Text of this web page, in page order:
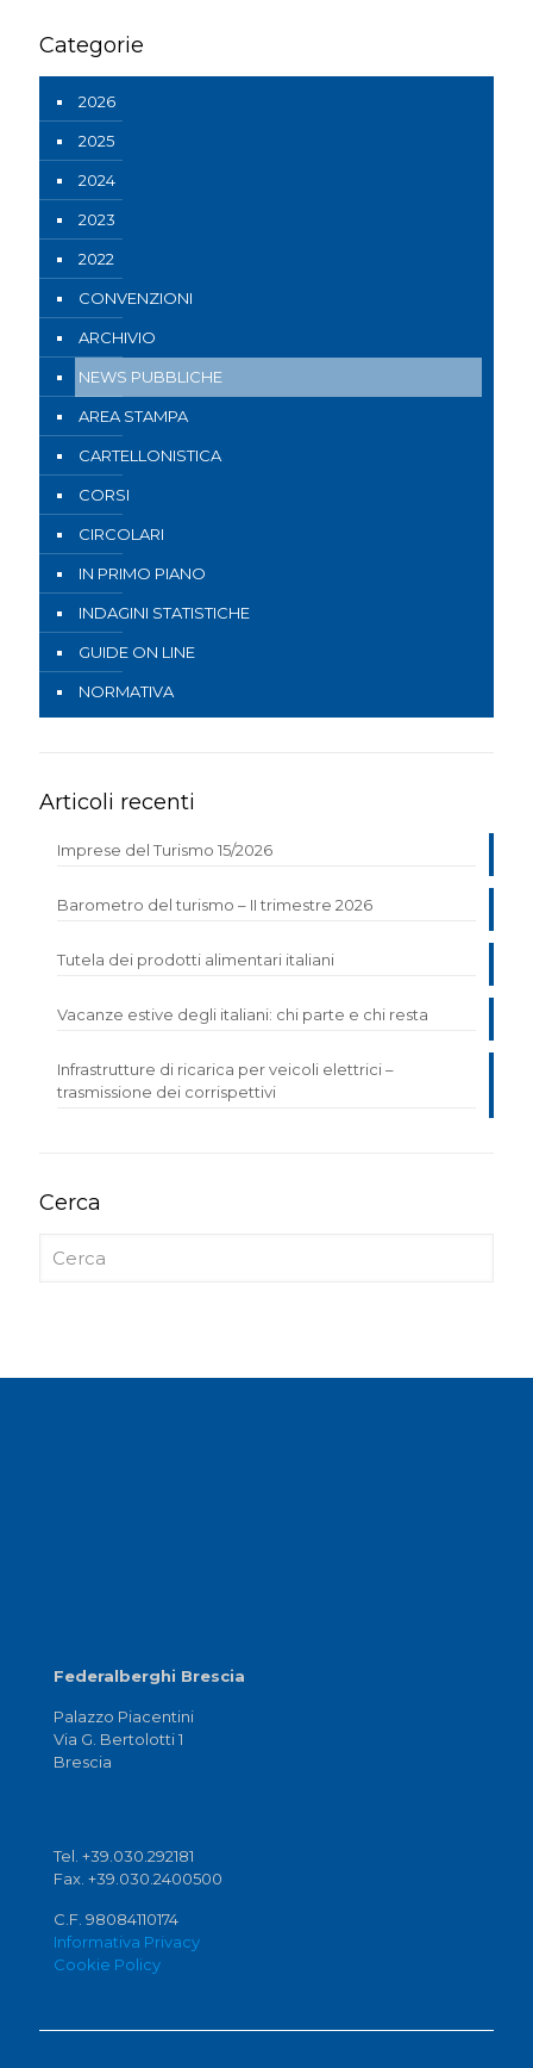
Categorie
2026
2025
2024
2023
2022
CONVENZIONI
ARCHIVIO
NEWS PUBBLICHE
AREA STAMPA
CARTELLONISTICA
CORSI
CIRCOLARI
IN PRIMO PIANO
INDAGINI STATISTICHE
GUIDE ON LINE
NORMATIVA
Articoli recenti
Imprese del Turismo 15/2026
Barometro del turismo – II trimestre 2026
Tutela dei prodotti alimentari italiani
Vacanze estive degli italiani: chi parte e chi resta
Infrastrutture di ricarica per veicoli elettrici –
trasmissione dei corrispettivi
Cerca
Federalberghi Brescia
Palazzo Piacentini
Via G. Bertolotti 1
Brescia
Tel. +39.030.292181
Fax. +39.030.2400500
C.F. 98084110174
Informativa Privacy
Cookie Policy